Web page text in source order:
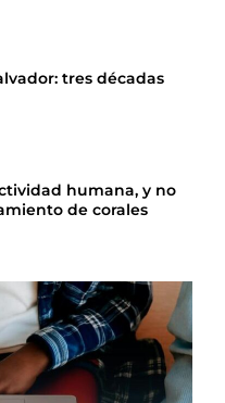
tres décadas
humana, y no
de corales